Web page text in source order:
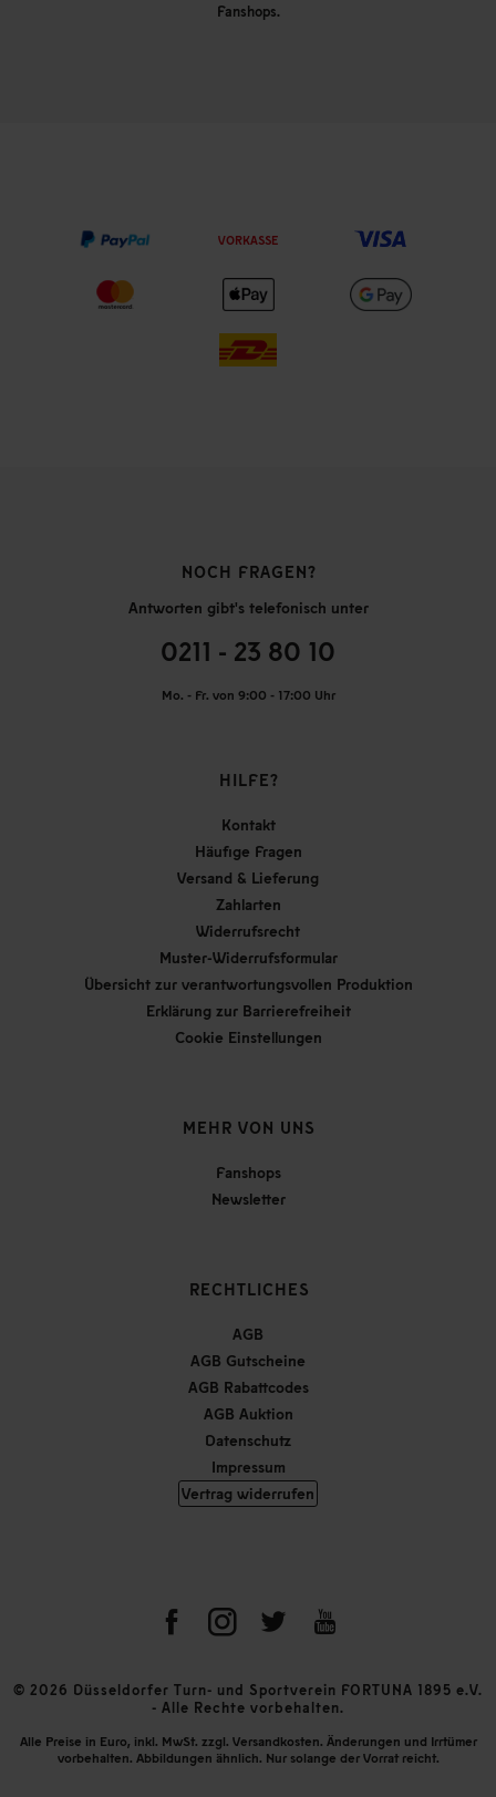
Fanshops.
VORKASSE
NOCH FRAGEN?
Antworten gibt's telefonisch unter
0211 - 23 80 10
Mo. - Fr. von 9:00 - 17:00 Uhr
HILFE?
Kontakt
Häufige Fragen
Versand & Lieferung
Zahlarten
Widerrufsrecht
Muster-Widerrufsformular
Übersicht zur verantwortungsvollen Produktion
Erklärung zur Barrierefreiheit
Cookie Einstellungen
MEHR VON UNS
Fanshops
Newsletter
RECHTLICHES
AGB
AGB Gutscheine
AGB Rabattcodes
AGB Auktion
Datenschutz
Impressum
Vertrag widerrufen
© 2026 Düsseldorfer Turn- und Sportverein FORTUNA 1895 e.V.
- Alle Rechte vorbehalten.
Alle Preise in Euro, inkl. MwSt. zzgl. Versandkosten. Änderungen und Irrtümer
vorbehalten. Abbildungen ähnlich. Nur solange der Vorrat reicht.